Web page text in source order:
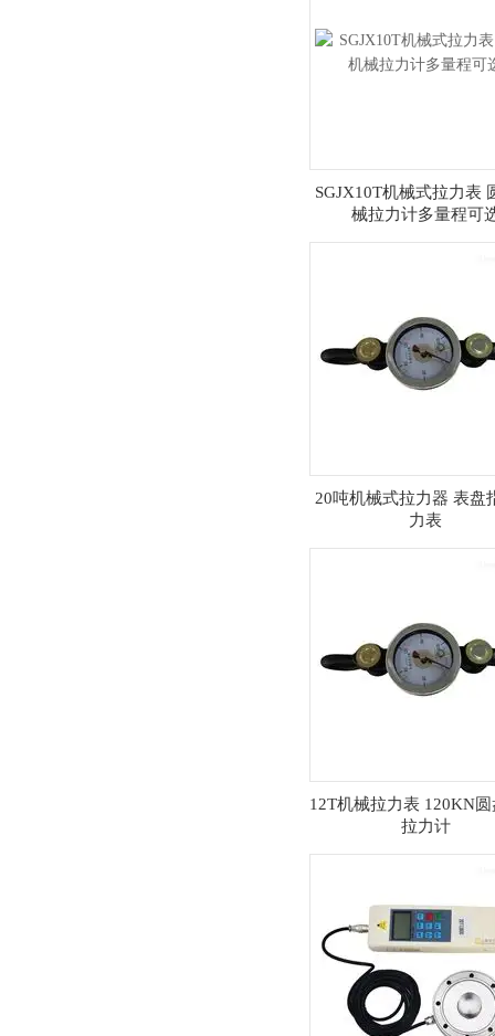
SGJX10T机械式拉力表
械拉力计多量程可
20吨机械式拉力器 表盘
力表
12T机械拉力表 120KN
拉力计